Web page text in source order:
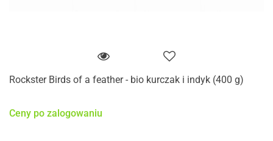
Rockster Birds of a feather - bio kurczak i indyk (400 g)
Ceny po zalogowaniu